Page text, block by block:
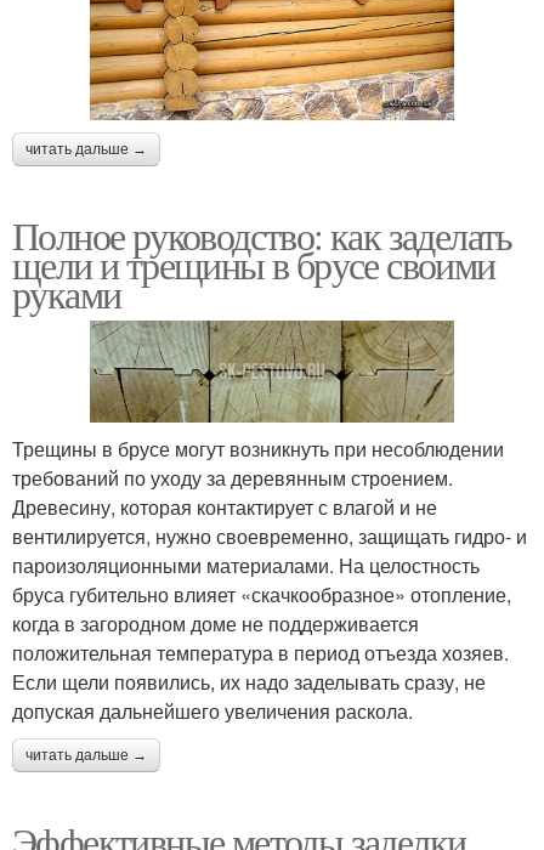
читать дальше →
Полное руководство: как заделать
щели и трещины в брусе своими
руками
Трещины в брусе могут возникнуть при несоблюдении
требований по уходу за деревянным строением.
Древесину, которая контактирует с влагой и не
вентилируется, нужно своевременно, защищать гидро- и
пароизоляционными материалами. На целостность
бруса губительно влияет «скачкообразное» отопление,
когда в загородном доме не поддерживается
положительная температура в период отъезда хозяев.
Если щели появились, их надо заделывать сразу, не
допуская дальнейшего увеличения раскола.
читать дальше →